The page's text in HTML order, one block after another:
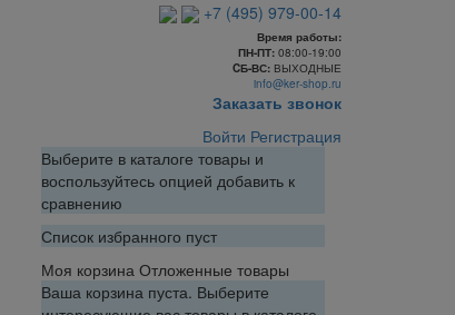
+7 (495) 979-00-14
Время работы:
ПН-ПТ: 08:00-19:00
CБ-ВС: ВЫХОДНЫЕ
info@ker-shop.ru
Заказать звонок
Войти Регистрация
Выберите в каталоге товары и
воспользуйтесь опцией добавить к
сравнению
Список избранного пуст
Моя корзина Отложенные товары
Ваша корзина пуста. Выберите